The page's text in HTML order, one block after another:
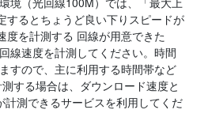
するとちょうど良い下りスピードが
度を計測する 回線が用意できた
線速度を計測してください。時間
すので、主に利用する時間帯など
する場合は、ダウンロード速度と
計測できるサービスを利用してくだ